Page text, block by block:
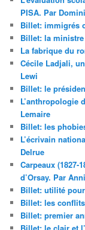
PISA. Par
Billet: immigrés
Billet: la
La fabrique du
Cécile Ladjali,
Lewi
Billet: le
L’anthropologie
Lemaire
Billet: les
L’écrivain
Delrue
Carpeaux (1827-
d’Orsay. Par
Billet: utilité
Billet: les
Billet: premier